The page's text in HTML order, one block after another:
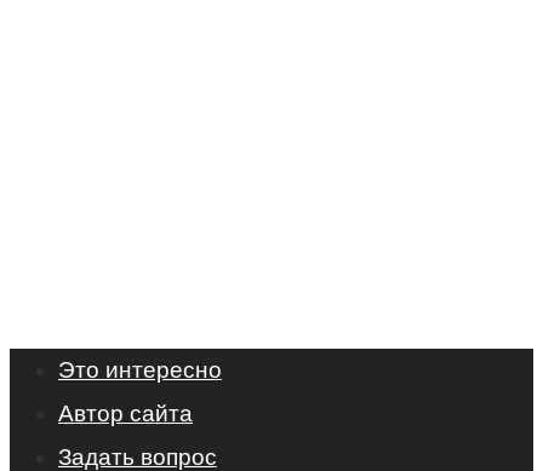
Это интересно
Автор сайта
Задать вопрос